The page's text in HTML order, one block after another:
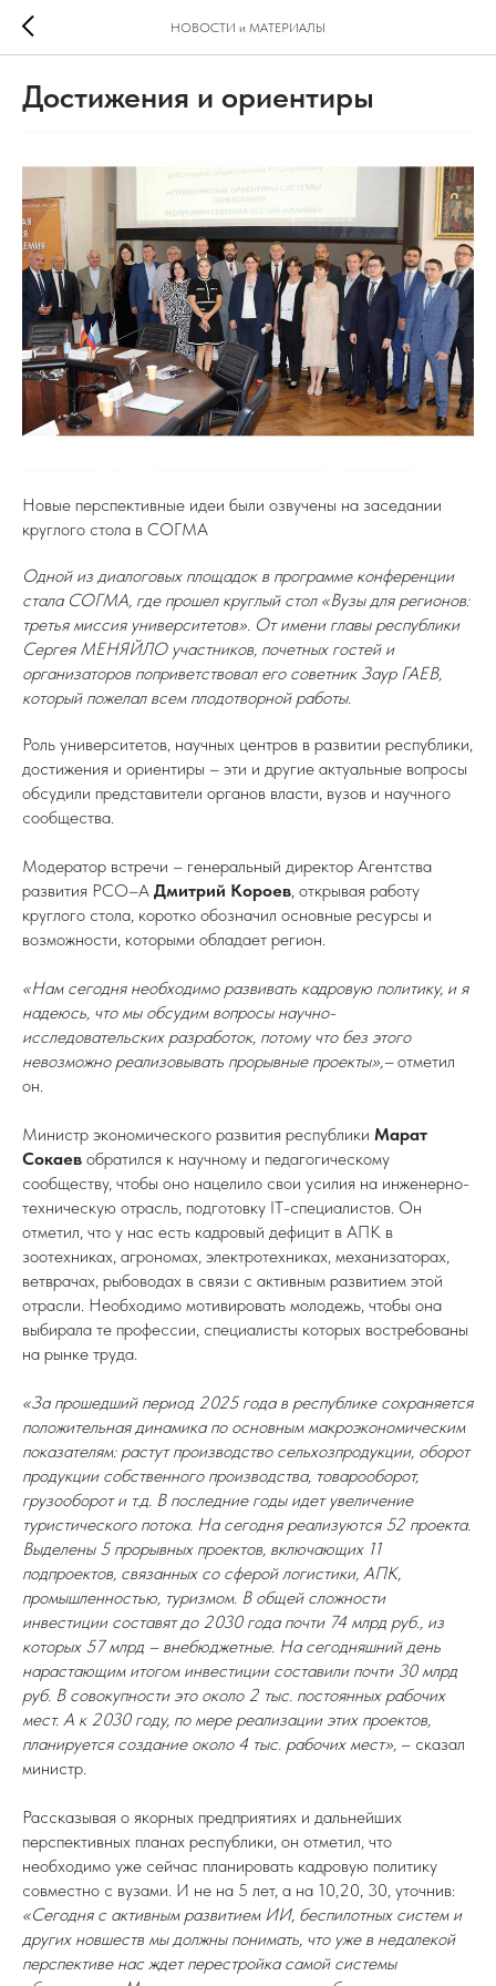
НОВОСТИ и МАТЕРИАЛЫ
Достижения и ориентиры
Новые перспективные идеи были озвучены на заседании
круглого стола в СОГМА
Одной из диалоговых площадок в программе конференции
стала СОГМА, где прошел круглый стол «Вузы для регионов:
третья миссия университетов». От имени главы республики
Сергея МЕНЯЙЛО участников, почетных гостей и
организаторов поприветствовал его советник Заур ГАЕВ,
который пожелал всем плодотворной работы.
Роль университетов, научных центров в развитии республики,
достижения и ориентиры – эти и другие актуальные вопросы
обсудили представители органов власти, вузов и научного
сообщества.
Модератор встречи – генеральный директор Агентства
развития РСО–А Дмитрий Короев, открывая работу
круглого стола, коротко обозначил основные ресурсы и
возможности, которыми обладает регион.
«Нам сегодня необходимо развивать кадровую политику, и я
надеюсь, что мы обсудим вопросы научно-
исследовательских разработок, потому что без этого
невозможно реализовывать прорывные проекты»,–отметил
он.
Министр экономического развития республики Марат
Сокаев обратился к научному и педагогическому
сообществу, чтобы оно нацелило свои усилия на инженерно-
техническую отрасль, подготовку IT-специалистов. Он
отметил, что у нас есть кадровый дефицит в АПК в
зоотехниках, агрономах, электротехниках, механизаторах,
ветврачах, рыбоводах в связи с активным развитием этой
отрасли. Необходимо мотивировать молодежь, чтобы она
выбирала те профессии, специалисты которых востребованы
на рынке труда.
«За прошедший период 2025 года в республике сохраняется
положительная динамика по основным макроэкономическим
показателям: растут производство сельхозпродукции, оборот
продукции собственного производства, товарооборот,
грузооборот и т.д. В последние годы идет увеличение
туристического потока. На сегодня реализуются 52 проекта.
Выделены 5 прорывных проектов, включающих 11
подпроектов, связанных со сферой логистики, АПК,
промышленностью, туризмом. В общей сложности
инвестиции составят до 2030 года почти 74 млрд руб., из
которых 57 млрд – внебюджетные. На сегодняшний день
нарастающим итогом инвестиции составили почти 30 млрд
руб. В совокупности это около 2 тыс. постоянных рабочих
мест. А к 2030 году, по мере реализации этих проектов,
планируется создание около 4 тыс. рабочих мест», – сказал
министр.
Рассказывая о якорных предприятиях и дальнейших
перспективных планах республики, он отметил, что
необходимо уже сейчас планировать кадровую политику
совместно с вузами. И не на 5 лет, а на 10,20, 30, уточнив:
«Сегодня с активным развитием ИИ, беспилотных систем и
других новшеств мы должны понимать, что уже в недалекой
перспективе нас ждет перестройка самой системы